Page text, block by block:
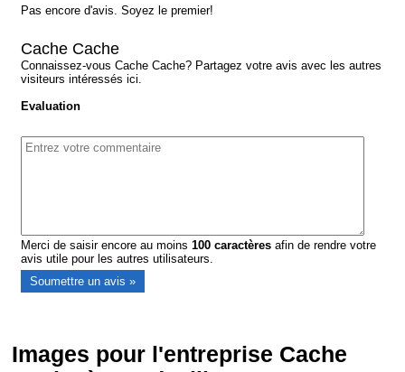
Pas encore d'avis. Soyez le premier!
Cache Cache
Connaissez-vous Cache Cache? Partagez votre avis avec les autres
visiteurs intéressés ici.
Evaluation
Merci de saisir encore au moins100 caractères afin de rendre votre
avis utile pour les autres utilisateurs.
Images pour l'entreprise Cache